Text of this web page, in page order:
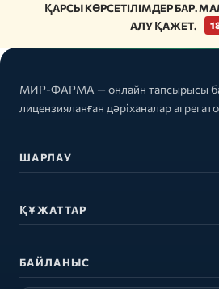
ҚАРСЫ КӨРСЕТІЛІМДЕР БАР.
АЛУ ҚАЖЕТ.
МИР-ФАРМА — онлайн тапсырысы
лицензияланған дәріханалар
ШАРЛАУ
ҚҰЖАТТАР
БАЙЛАНЫС